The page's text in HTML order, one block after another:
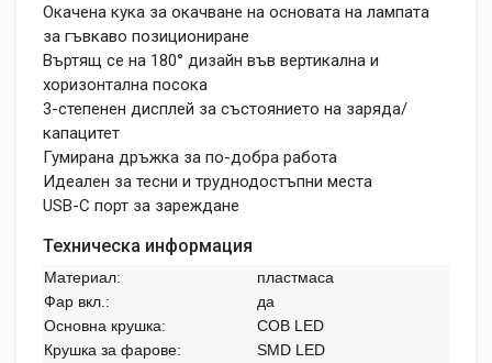
Окачена кука за окачване на основата на лампата
за гъвкаво позициониране
Въртящ се на 180° дизайн във вертикална и
хоризонтална посока
3-степенен дисплей за състоянието на заряда/
капацитет
Гумирана дръжка за по-добра работа
Идеален за тесни и труднодостъпни места
USB-C порт за зареждане
Техническа информация
Материал:
пластмаса
Фар вкл.:
да
Основна крушка:
COB LED
Крушка за фарове:
SMD LED